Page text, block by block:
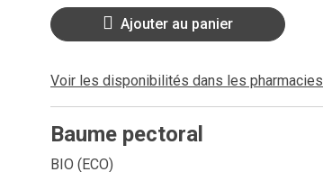
Ajouter au panier
Voir les disponibilités dans les pharmacies
Baume pectoral
BIO (ECO)